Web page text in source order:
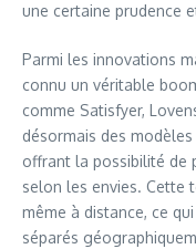
une certaine prudence
Parmi les innovations
connu un véritable
comme Satisfyer,
désormais des
offrant la possibilité de
selon les envies. Cette
même à distance, ce
séparés